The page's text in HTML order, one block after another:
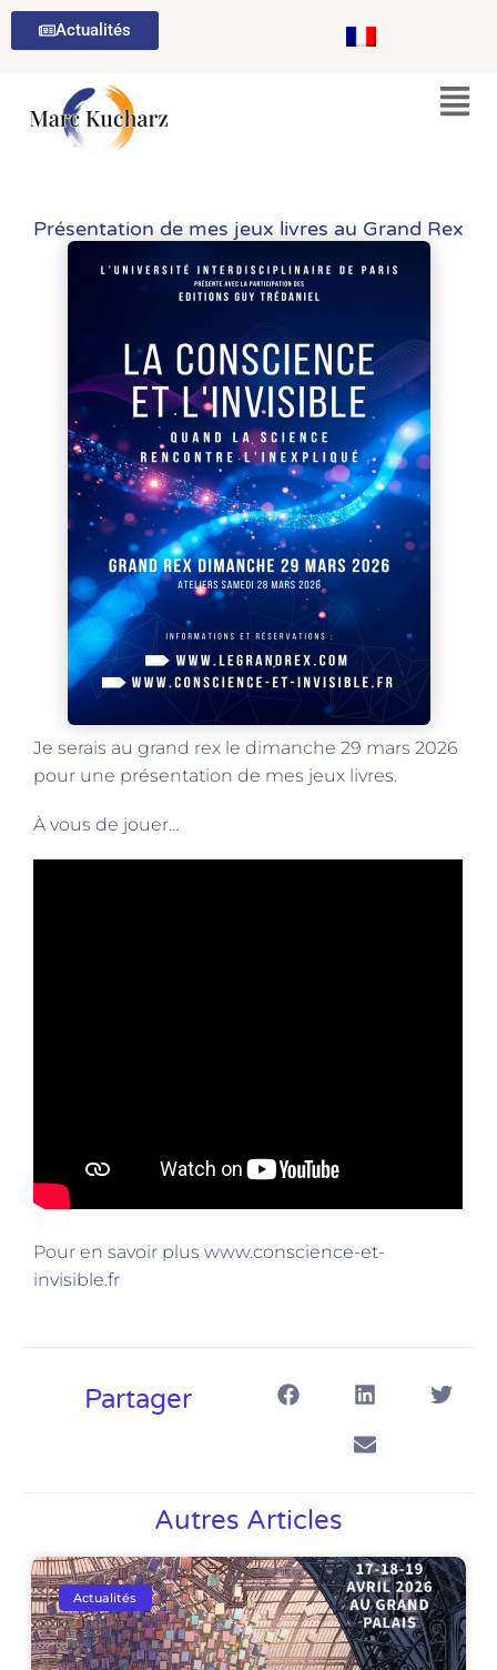
Aller
Actualités
Présentation de mes jeux livres au Grand Rex
Je serais au grand rex le dimanche 29 mars 2026
pour une présentation de mes jeux livres.
À vous de jouer…
Pour en savoir pluswww.conscience-et-
invisible.fr
Partager
Autres Articles
Actualités